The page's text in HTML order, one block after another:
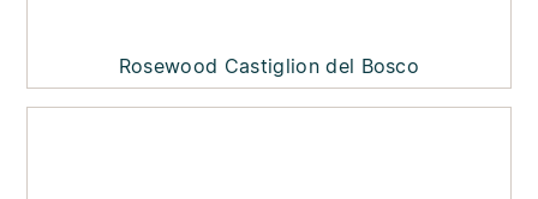
Rosewood Castiglion del Bosco